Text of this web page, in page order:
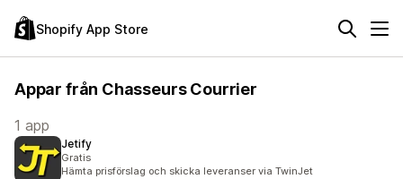
Shopify App Store
Appar från Chasseurs Courrier
1 app
Jetify
Gratis
Hämta prisförslag och skicka leveranser via TwinJet